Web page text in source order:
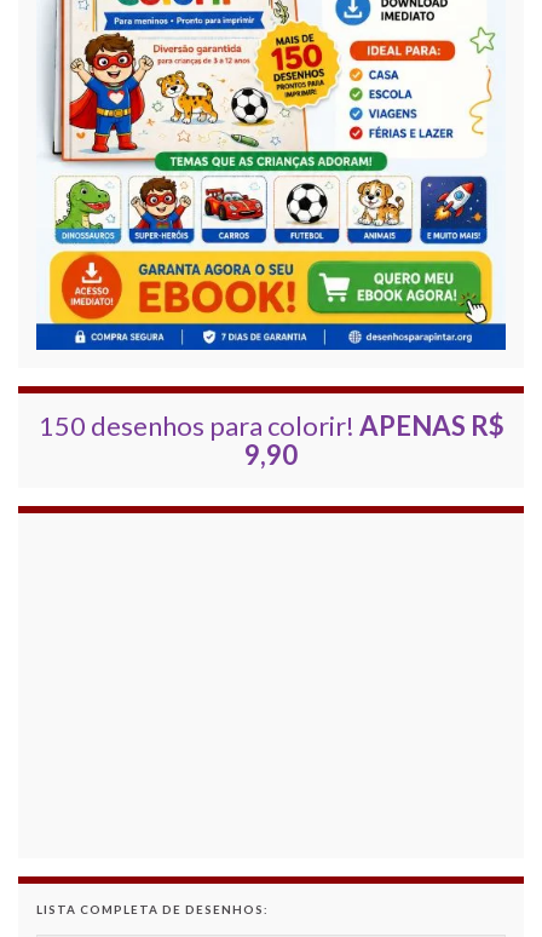
150 desenhos para colorir! APENAS R$
9,90
LISTA COMPLETA DE DESENHOS: